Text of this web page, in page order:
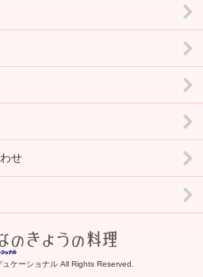
せ
ケーショナル All Rights Reserved.